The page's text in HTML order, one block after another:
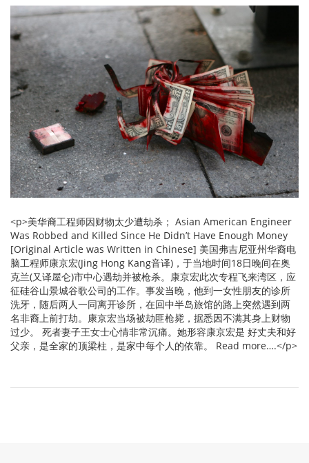
<p>美华裔工程师因财物太少遭劫杀； Asian American Engineer
Was Robbed and Killed Since He Didn’t Have Enough Money
[Original Article was Written in Chinese] 美国弗吉尼亚州华裔电
脑工程师康京宏(Jing Hong Kang音译)，于当地时间18日晚间在奥
克兰(又译屋仑)市中心遇劫并被枪杀。康京宏此次专程飞来湾区，应
征硅谷山景城谷歌公司的工作。事发当晚，他到一女性朋友的诊所
洗牙，随后两人一同离开诊所，在回中半岛旅馆的路上突然遇到两
名非裔上前打劫。康京宏当场被劫匪枪毙，据悉因不满其身上财物
过少。 死者妻子王女士心情非常沉痛。她形容康京宏是 好丈夫和好
父亲，是全家的顶梁柱，是家中每个人的依靠。 Read more….</p>